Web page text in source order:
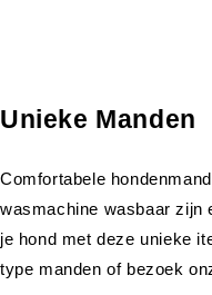
Unieke Manden
Comfortabele
wasmachine wasbaar zijn
je hond met deze unieke
type manden of bezoek